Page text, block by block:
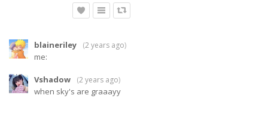
blaineriley (2 years ago)
me:
Vshadow (2 years ago)
when sky's are graaayy